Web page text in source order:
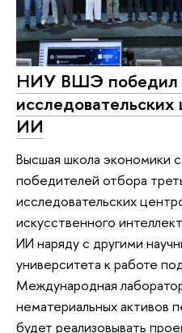
НИУ ВШЭ победил
ИИ
Высшая школа экономики
победителей отбора
исследовательских
искусственного
ИИ наряду с другими
университета к работе
Международная
нематериальных активов
будет реализовывать